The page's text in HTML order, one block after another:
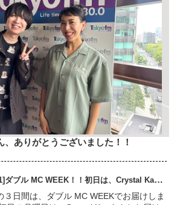
ありがとうございました！！
[06.01]ダブル MC WEEK！！初日は、Crystal Kayさん
３日間は、ダブル MC WEEKでお届けしま